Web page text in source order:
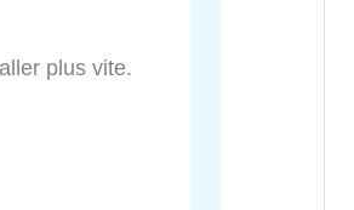
plus vite.